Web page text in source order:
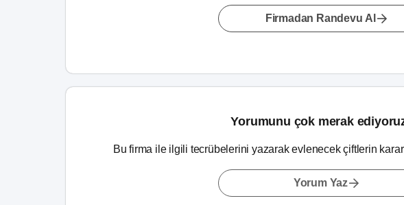
Firmadan Randevu Al
Yorumunu çok merak
Bu firma ile ilgili tecrübelerini yazarak evlenecek çiftlerin
Yorum Yaz